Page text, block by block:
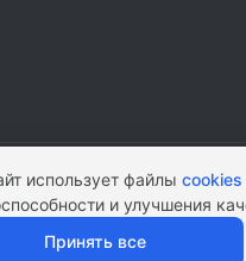
и
использует файлы cookies
и улучшения
Принять все